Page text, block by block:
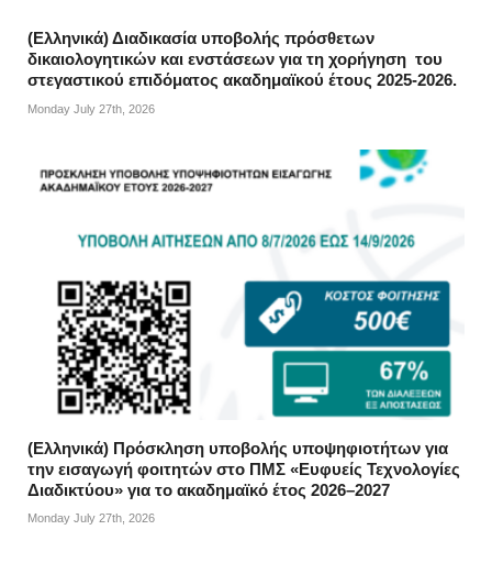
(Ελληνικά) Διαδικασία υποβολής πρόσθετων
δικαιολογητικών και ενστάσεων για τη χορήγηση του
στεγαστικού επιδόματος ακαδημαϊκού έτους 2025-2026.
Monday July 27th, 2026
(Ελληνικά) Πρόσκληση υποβολής υποψηφιοτήτων για
την εισαγωγή φοιτητών στο ΠΜΣ «Ευφυείς Τεχνολογίες
Διαδικτύου» για το ακαδημαϊκό έτος 2026–2027
Monday July 27th, 2026